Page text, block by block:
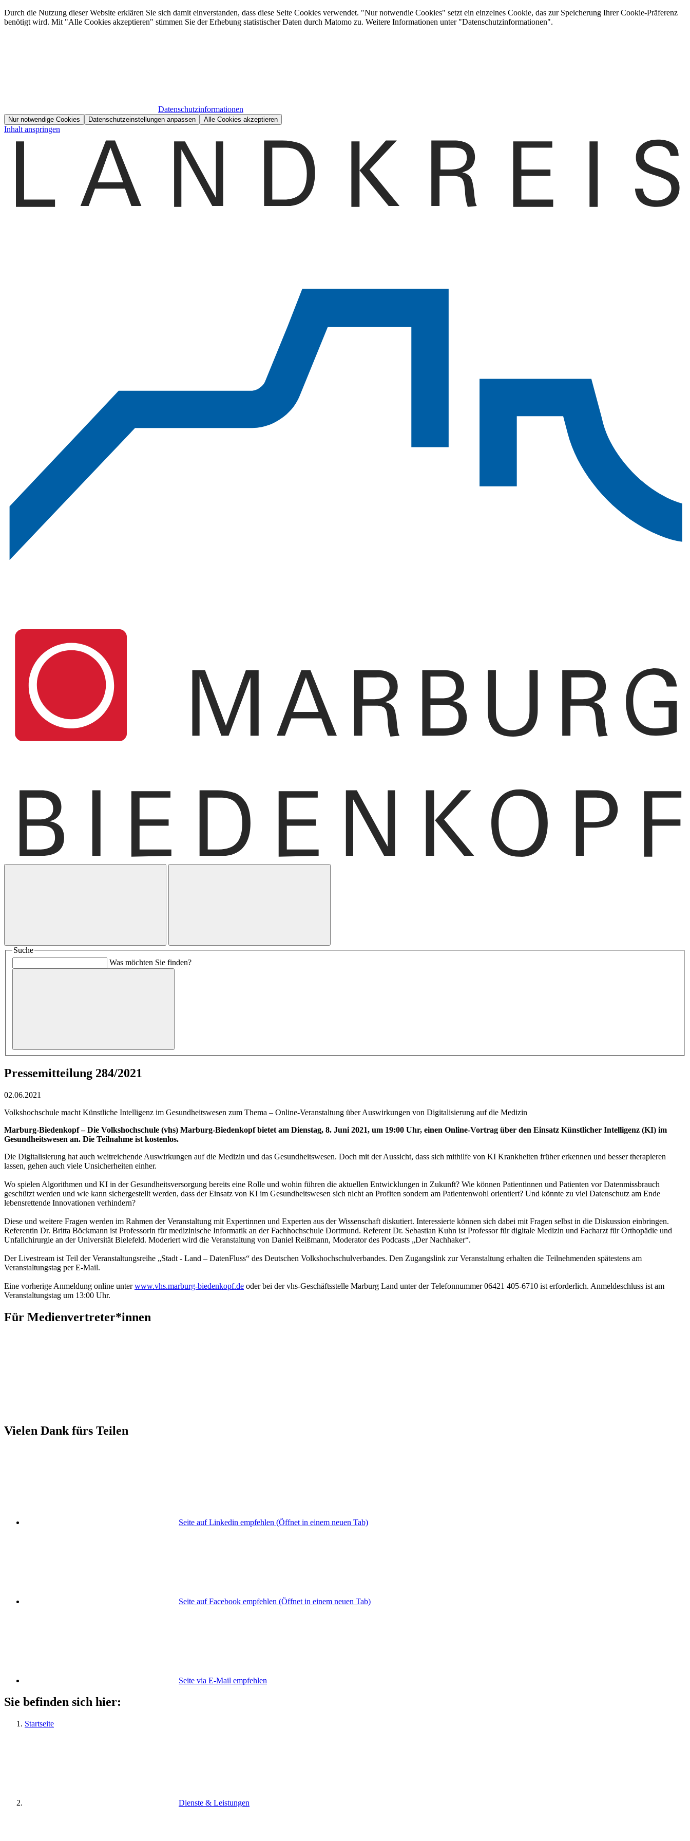
Durch die Nutzung dieser Website erklären Sie sich damit einverstanden, dass diese Seite Cookies verwendet. "Nur notwendie Cookies" setzt ein einzelnes Cookie, das zur Speicherung Ihrer Cookie-Präferenz
benötigt wird. Mit "Alle Cookies akzeptieren" stimmen Sie der Erhebung statistischer Daten durch Matomo zu. Weitere Informationen unter "Datenschutzinformationen".
Datenschutzinformationen
Nur notwendige Cookies Datenschutzeinstellungen anpassen Alle Cookies akzeptieren
Inhalt anspringen
Suche
Was möchten Sie finden?
Pressemitteilung 284/2021
02.06.2021
Volkshochschule macht Künstliche Intelligenz im Gesundheitswesen zum Thema – Online-Veranstaltung über Auswirkungen von Digitalisierung auf die Medizin
Marburg-Biedenkopf – Die Volkshochschule (vhs) Marburg-Biedenkopf bietet am Dienstag, 8. Juni 2021, um 19:00 Uhr, einen Online-Vortrag über den Einsatz Künstlicher Intelligenz (KI) im
Gesundheitswesen an. Die Teilnahme ist kostenlos.
Die Digitalisierung hat auch weitreichende Auswirkungen auf die Medizin und das Gesundheitswesen. Doch mit der Aussicht, dass sich mithilfe von KI Krankheiten früher erkennen und besser therapieren
lassen, gehen auch viele Unsicherheiten einher.
Wo spielen Algorithmen und KI in der Gesundheitsversorgung bereits eine Rolle und wohin führen die aktuellen Entwicklungen in Zukunft? Wie können Patientinnen und Patienten vor Datenmissbrauch
geschützt werden und wie kann sichergestellt werden, dass der Einsatz von KI im Gesundheitswesen sich nicht an Profiten sondern am Patientenwohl orientiert? Und könnte zu viel Datenschutz am Ende
lebensrettende Innovationen verhindern?
Diese und weitere Fragen werden im Rahmen der Veranstaltung mit Expertinnen und Experten aus der Wissenschaft diskutiert. Interessierte können sich dabei mit Fragen selbst in die Diskussion einbringen.
Referentin Dr. Britta Böckmann ist Professorin für medizinische Informatik an der Fachhochschule Dortmund. Referent Dr. Sebastian Kuhn ist Professor für digitale Medizin und Facharzt für Orthopädie und
Unfallchirurgie an der Universität Bielefeld. Moderiert wird die Veranstaltung von Daniel Reißmann, Moderator des Podcasts „Der Nachhaker“.
Der Livestream ist Teil der Veranstaltungsreihe „Stadt - Land – DatenFluss“ des Deutschen Volkshochschulverbandes. Den Zugangslink zur Veranstaltung erhalten die Teilnehmenden spätestens am
Veranstaltungstag per E-Mail.
Eine vorherige Anmeldung online unterwww.vhs.marburg-biedenkopf.de oder bei der vhs-Geschäftsstelle Marburg Land unter der Telefonnummer 06421 405-6710 ist erforderlich. Anmeldeschluss ist am
Veranstaltungstag um 13:00 Uhr.
Für Medienvertreter*innen
Vielen Dank fürs Teilen
Seite auf Linkedin empfehlen (Öffnet in einem neuen Tab)
Seite auf Facebook empfehlen (Öffnet in einem neuen Tab)
Seite via E-Mail empfehlen
Sie befinden sich hier:
Startseite
Dienste & Leistungen